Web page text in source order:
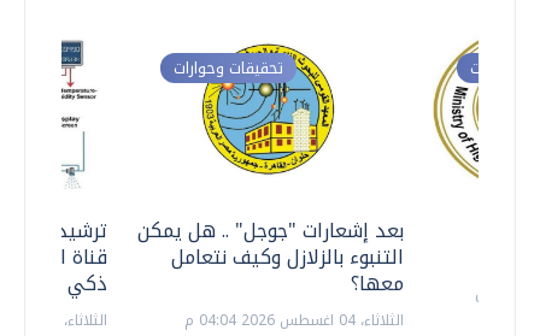
ترشيدا
قناة
ذكي
الثلاثاء، 14 يوليو 2026 06:11 م
تحقيقات وحوارات
بعد إشعارات "جوجل" .. هل يمكن
التنبوء بالزلازل وكيف نتعامل
معها؟
الثلاثاء، 04 اغسطس 2026 04:04 م
وحوارات